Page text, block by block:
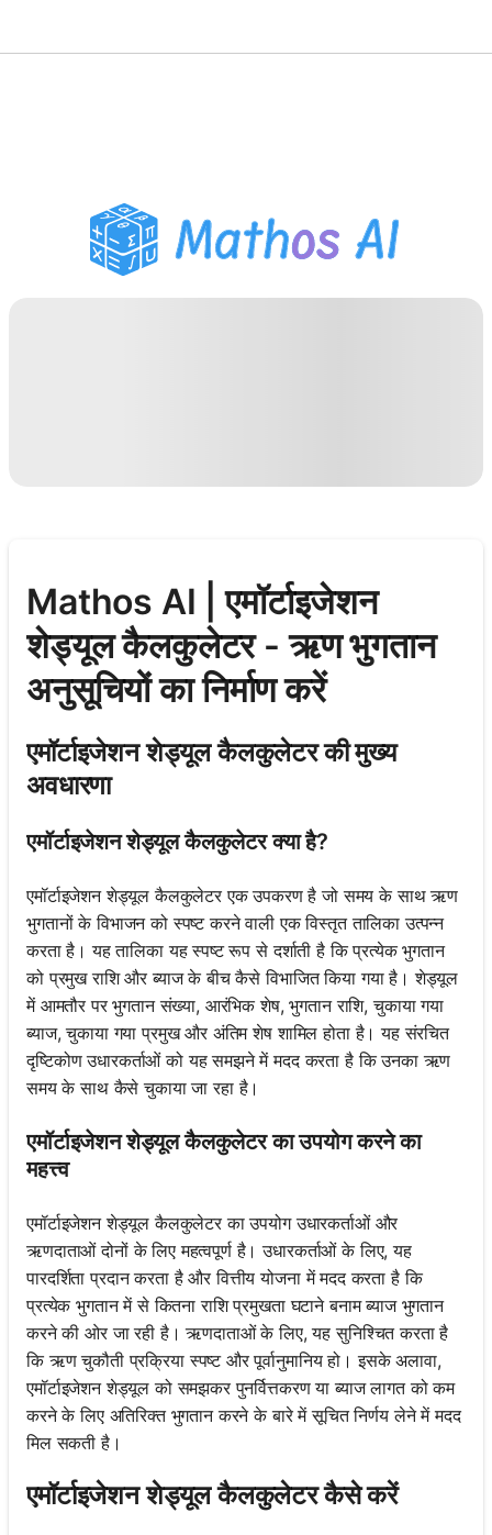
PDF होमवर्क सहायक
अध्ययन उपकरण
Mathos AI | एमॉर्टाइजेशन
शेड्यूल कैलकुलेटर - ऋण भुगतान
अनुसूचियों का निर्माण करें
एमॉर्टाइजेशन शेड्यूल कैलकुलेटर की मुख्य
अवधारणा
एमॉर्टाइजेशन शेड्यूल कैलकुलेटर क्या है?
एमॉर्टाइजेशन शेड्यूल कैलकुलेटर एक उपकरण है जो समय के साथ ऋण
भुगतानों के विभाजन को स्पष्ट करने वाली एक विस्तृत तालिका उत्पन्न
करता है। यह तालिका यह स्पष्ट रूप से दर्शाती है कि प्रत्येक भुगतान
को प्रमुख राशि और ब्याज के बीच कैसे विभाजित किया गया है। शेड्यूल
में आमतौर पर भुगतान संख्या, आरंभिक शेष, भुगतान राशि, चुकाया गया
ब्याज, चुकाया गया प्रमुख और अंतिम शेष शामिल होता है। यह संरचित
दृष्टिकोण उधारकर्ताओं को यह समझने में मदद करता है कि उनका ऋण
समय के साथ कैसे चुकाया जा रहा है।
एमॉर्टाइजेशन शेड्यूल कैलकुलेटर का उपयोग करने का
महत्त्व
एमॉर्टाइजेशन शेड्यूल कैलकुलेटर का उपयोग उधारकर्ताओं और
ऋणदाताओं दोनों के लिए महत्वपूर्ण है। उधारकर्ताओं के लिए, यह
पारदर्शिता प्रदान करता है और वित्तीय योजना में मदद करता है कि
प्रत्येक भुगतान में से कितना राशि प्रमुखता घटाने बनाम ब्याज भुगतान
करने की ओर जा रही है। ऋणदाताओं के लिए, यह सुनिश्चित करता है
कि ऋण चुकौती प्रक्रिया स्पष्ट और पूर्वानुमानिय हो। इसके अलावा,
एमॉर्टाइजेशन शेड्यूल को समझकर पुनर्वित्तकरण या ब्याज लागत को कम
करने के लिए अतिरिक्त भुगतान करने के बारे में सूचित निर्णय लेने में मदद
मिल सकती है।
एमॉर्टाइजेशन शेड्यूल कैलकुलेटर कैसे करें